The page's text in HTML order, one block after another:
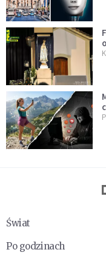
Świat
Po godzinach